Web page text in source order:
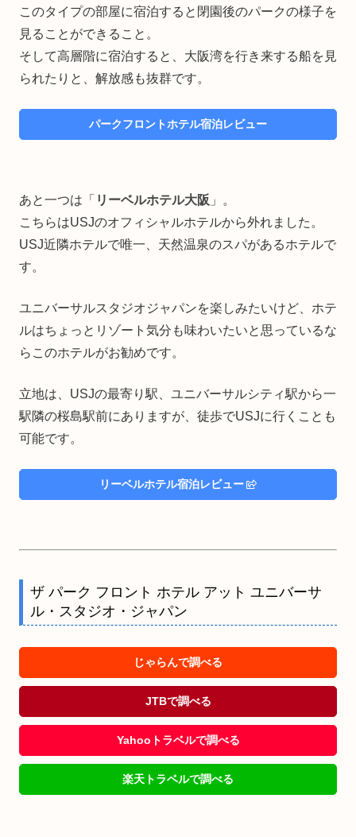
このタイプの部屋に宿泊すると閉園後のパークの様子を
見ることができること。
そして高層階に宿泊すると、大阪湾を行き来する船を見
られたりと、解放感も抜群です。
パークフロントホテル宿泊レビュー
あと一つは「 リーベルホテル大阪 」。
こちらはUSJのオフィシャルホテルから外れました。
USJ近隣ホテルで唯一、天然温泉のスパがあるホテルで
す。
ユニバーサルスタジオジャパンを楽しみたいけど、ホテ
ルはちょっとリゾート気分も味わいたいと思っているな
らこのホテルがお勧めです。
立地は、USJの最寄り駅、ユニバーサルシティ駅から一
駅隣の桜島駅前にありますが、徒歩でUSJに行くことも
可能です。
リーベルホテル宿泊レビュー
ザ パーク フロント ホテル アット ユニバーサ
ル・スタジオ・ジャパン
じゃらんで調べる
JTBで調べる
Yahooトラベルで調べる
楽天トラベルで調べる